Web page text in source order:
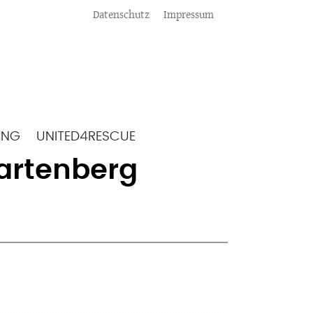
Meta
Datenschutz Impressum
UNITED4RESCUE